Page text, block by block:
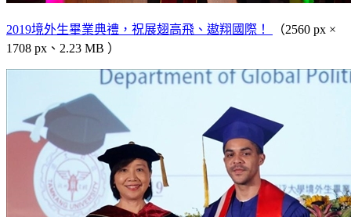
2019境外生畢業典禮，祝展翅高飛、遨翔國際！
（2560 px ×
1708 px、2.23 MB ）